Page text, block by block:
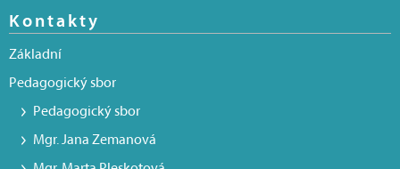
Kontakty
Základní
Pedagogický sbor
Pedagogický sbor
Mgr. Jana Zemanová